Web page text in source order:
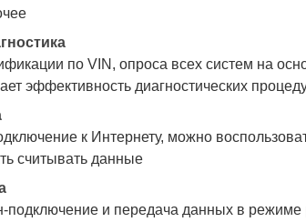
по VIN, опроса всех систем на
эффективность диагностических
к Интернету, можно
считывать данные
и передача данных в режиме